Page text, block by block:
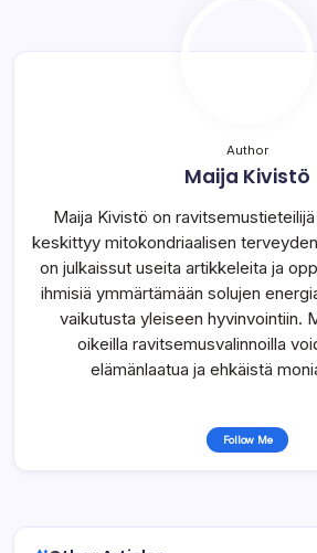
Author
Maija Kivistö
Maija Kivistö on
keskittyy mitokondriaalisen
on julkaissut useita artikkeleita ja
ihmisiä ymmärtämään solujen
vaikutusta yleiseen hyvinvointiin.
oikeilla ravitsemusvalinnoilla
elämänlaatua ja ehkäistä
Follow Me